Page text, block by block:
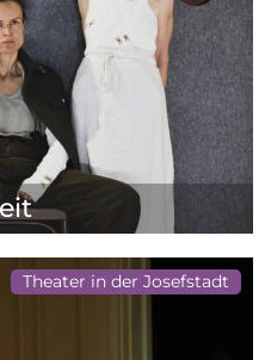
Theater in der Josefstadt